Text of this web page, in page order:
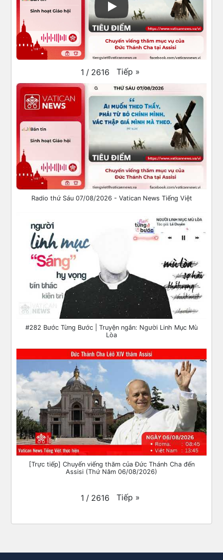
1 / 2616 Tiếp »
Radio thứ Sáu 07/08/2026 - Vatican News Tiếng Việt
#282 Bước Từng Bước | Truyện ngắn: Người Linh Mục Mù
Lòa
[Trực tiếp] Chuyến viếng thăm của Đức Thánh Cha đến
Assisi (Thứ Năm 06/08/2026)
1 / 2616 Tiếp »